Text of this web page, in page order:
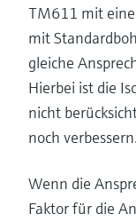
TM611 mit
mit
gleiche
Hierbei ist die
nicht
noch verbessern.
Wenn die
Faktor für die